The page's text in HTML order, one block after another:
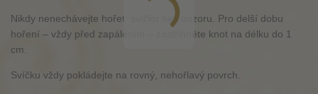
Nikdy nenechávejte hořet svíčku bez dozoru. Pro delší dobu
hoření – vždy před zapálením – zastřihněte knot na délku do 1
cm.
Svíčku vždy pokládejte na rovný, nehořlavý povrch.